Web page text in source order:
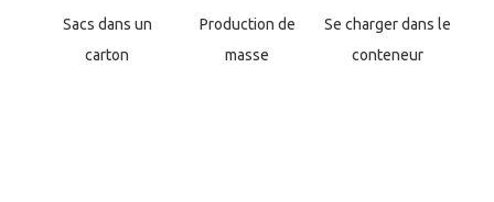
Sacs dans un
carton
Production de
masse
Se charger dans le
conteneur